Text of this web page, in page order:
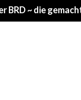
BRD ~ die